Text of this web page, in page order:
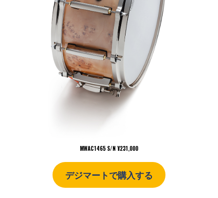
MWAC1465 S/N ¥231,000
デジマートで購入する